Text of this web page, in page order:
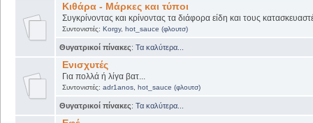
Κιθάρα - Μάρκες και τύποι
Συγκρίνοντας και κρίνοντας τα διάφορα είδη και τους
Συντονιστές: Korgy, hot_sauce (φλουτσ)
Θυγατρικοί πίνακες: Τα καλύτερα...
Ενισχυτές
Για πολλά ή λίγα βατ...
Συντονιστές: adr1anos, hot_sauce (φλουτσ)
Θυγατρικοί πίνακες: Τα καλύτερα...